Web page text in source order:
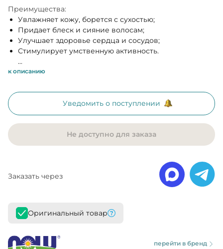
Преимущества:
Увлажняет кожу, борется с сухостью;
Придает блеск и сияние волосам;
Улучшает здоровье сердца и сосудов;
Стимулирует умственную активность.
...
к описанию
Уведомить о поступлении
Не доступно для заказа
Заказать через
Оригинальный товар
перейти в бренд